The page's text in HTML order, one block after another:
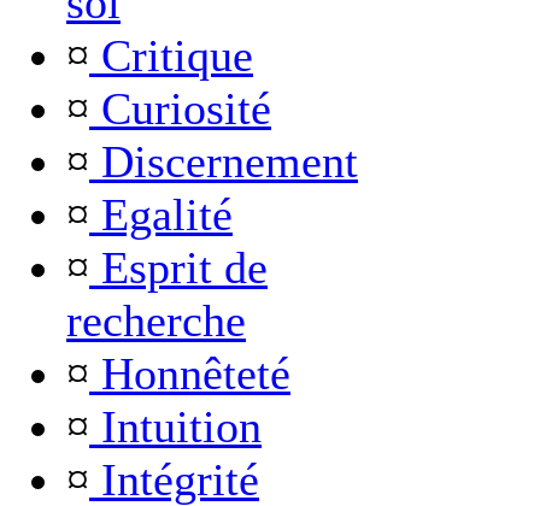
¤ Critique
¤ Curiosité
¤ Discernement
¤ Egalité
¤ Esprit de
recherche
¤ Honnêteté
¤ Intuition
¤ Intégrité